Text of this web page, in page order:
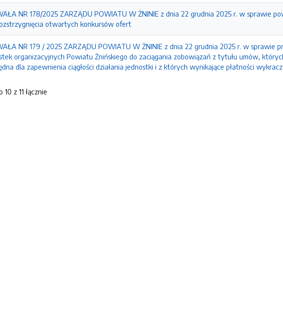
NR 178/2025 ZARZĄDU POWIATU W ŻNINIE z dnia 22 grudnia 2025 r. w sprawie
otwartych konkursów ofert
NR 179 / 2025 ZARZĄDU POWIATU W ŻNINIE z dnia 22 grudnia 2025 r. w sprawie
organizacyjnych Powiatu Żnińskiego do zaciągania zobowiązań z tytułu umów,
dla zapewnienia ciągłości działania jednostki i z których wynikające płatności
z 11 łącznie